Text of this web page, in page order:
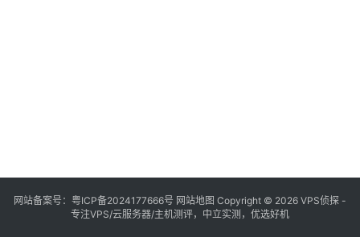
网站备案号： 粤ICP备2024177666号 网站地图 Copyright © 2026 VPS侦探 -
专注VPS/云服务器/主机测评，中立实测，优选好机